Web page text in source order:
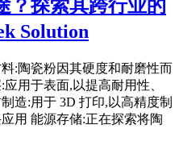
？探索其跨行业的
Solution
:陶瓷粉因其硬度和耐磨性而
用于表面,以提高耐用性、
造:用于 3D 打印,以高精度制
用 能源存储:正在探索将陶